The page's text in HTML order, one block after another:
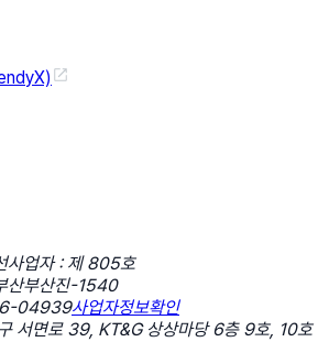
사업자 : 제 805호
산부산진-1540
04939사업자정보확인
서면로 39, KT&G 상상마당 6층 9호, 10호